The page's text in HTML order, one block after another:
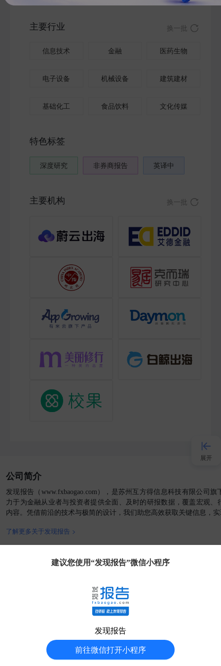
主要行业 换一批
信息技术 金融 医药生物
电子设备 机械设备 建筑建材
基础化工 食品饮料 文化传媒
特色标签
深度研究 非券商报告 英译中
主要机构 换一批
公司简介
发现报告（www.fxbaogao.com），是苏州互方得信息科技有限公司
力于为金融从业者与投资者提供全面、及时的研报数据，覆盖宏观、
内容。凭借前沿的技术与极简的设计，我们助您高效获取关键信息，
了解更多关于发现报告 >
客户端
AI工具箱 外贸收款 AIGC工具导航 华经情报网
福昕PDF阅读器 中商情报网 前瞻经济学人
© 2018-2026苏州互方得信息科技有
建议您使用“发现报告”微信小程序
发现报告
前往微信打开小程序
展开
接入AI
小程序
APP